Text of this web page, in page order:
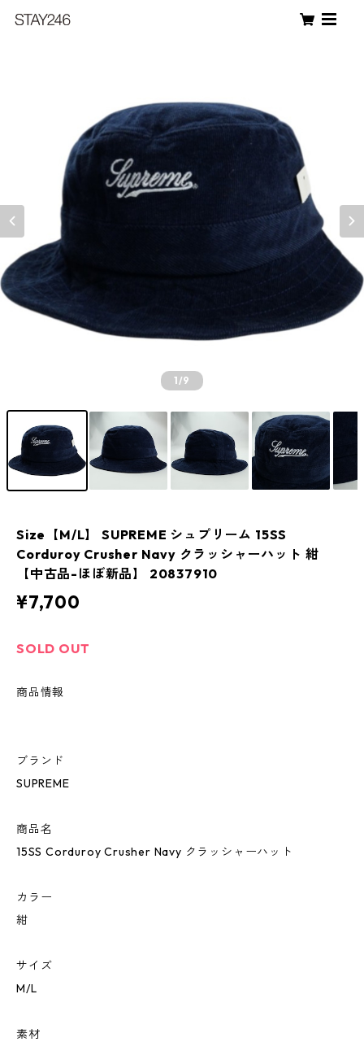
1/9
Size【M/L】 SUPREME シュプリーム 15SS
Corduroy Crusher Navy クラッシャーハット 紺
【中古品-ほぼ新品】 20837910
¥7,700
SOLD OUT
商品情報
ブランド
SUPREME
商品名
15SS Corduroy Crusher Navy クラッシャーハット
カラー
紺
サイズ
M/L
素材